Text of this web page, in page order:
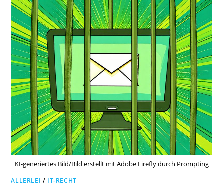
KI-generiertes Bild/Bild erstellt mit Adobe Firefly durch Prompting
ALLERLEI / IT-RECHT